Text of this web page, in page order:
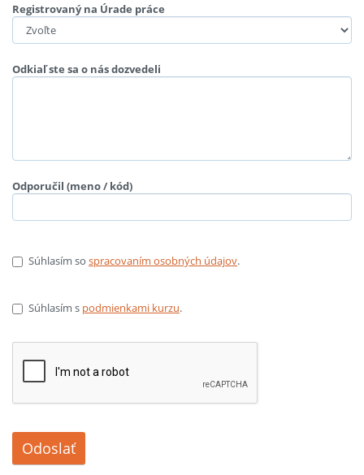
Registrovaný na Úrade práce
Odkiaľ ste sa o nás dozvedeli
Odporučil (meno / kód)
Súhlasím so spracovaním osobných údajov.
Súhlasím s podmienkami kurzu.
Odoslať